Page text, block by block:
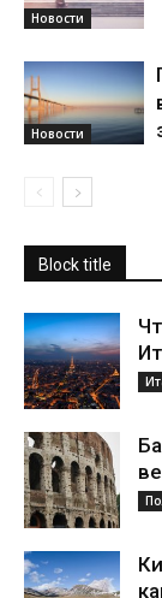
Новости
Новости
Block title